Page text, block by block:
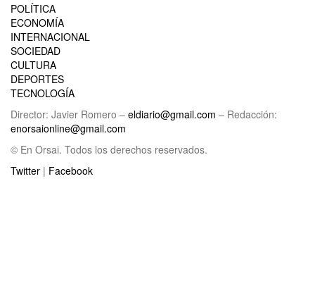
POLÍTICA
ECONOMÍA
INTERNACIONAL
SOCIEDAD
CULTURA
DEPORTES
TECNOLOGÍA
Director: Javier Romero – eldiario@gmail.com – Redacción:
enorsaionline@gmail.com
© En Orsai. Todos los derechos reservados.
Twitter | Facebook